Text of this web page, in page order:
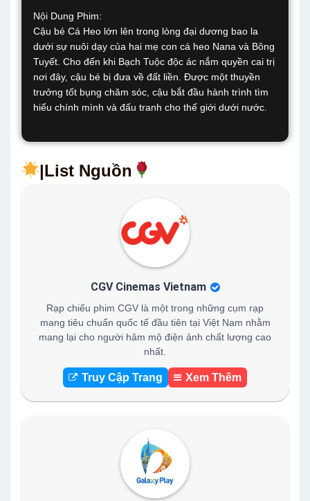
Nội Dung Phim:
Cậu bé Cá Heo lớn lên trong lòng đại dương bao la
dưới sự nuôi dạy của hai mẹ con cá heo Nana và Bông
Tuyết. Cho đến khi Bạch Tuộc độc ác nắm quyền cai trị
nơi đây, cậu bé bị đưa về đất liền. Được một thuyền
trưởng tốt bụng chăm sóc, cậu bắt đầu hành trình tìm
hiểu chính mình và đấu tranh cho thế giới dưới nước.
|List Nguồn
CGV Cinemas Vietnam
Rạp chiếu phim CGV là một trong những cụm rạp
mang tiêu chuẩn quốc tế đầu tiên tại Việt Nam nhằm
mang lại cho người hâm mộ điện ảnh chất lượng cao
nhất.
Truy Cập Trang Xem Thêm